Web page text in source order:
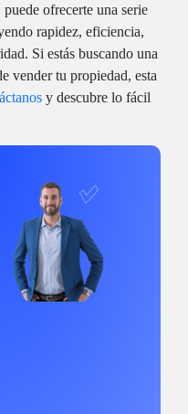
ofrecerte una serie
rapidez, eficiencia,
Si estás buscando una
vender tu propiedad, esta
y descubre lo fácil